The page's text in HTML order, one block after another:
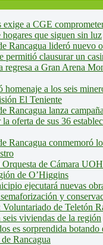
exige a CGE
que siguen sin luz
Rancagua lideró nuevo
permitió clausurar un
regresa a Gran Arena
homenaje a los seis
El Teniente
Rancagua lanza
oferta de sus 36
Rancagua conmemoró
de Cámara
de O’Higgins
ejecutará nuevas
y
de Teletón
viviendas de la región
es sorprendida botando
Rancagua